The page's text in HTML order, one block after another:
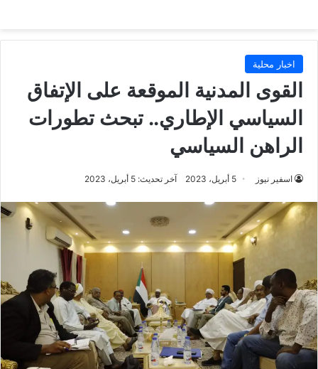
اخبار محلية
القوى المدنية الموقعة على الإتفاق
السياسي الإطاري.. تبحث تطورات
الراهن السياسي
اسفير نيوز 5 أبريل، 2023 آخر تحديث: 5 أبريل، 2023